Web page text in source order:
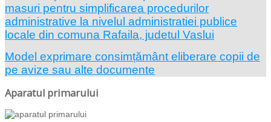
masuri pentru simplificarea procedurilor
administrative la nivelul administratiei publice
locale din comuna Rafaila, judetul Vaslui
Model exprimare consimțământ eliberare copii de
pe avize sau alte documente
Aparatul primarului